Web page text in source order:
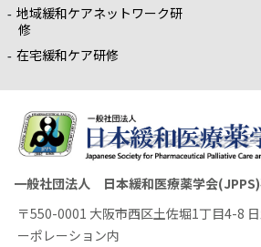
地域緩和ケアネットワーク研
修
在宅緩和ケア研修
一般社団法人 日本緩和医療薬学会
〒550-0001 大阪市西区土佐堀1丁目4-8
ーポレーション内